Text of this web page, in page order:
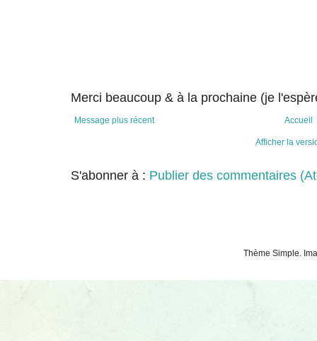
Merci beaucoup & à la prochaine (je
Message plus récent Accueil
Afficher la
S'abonner à : Publier des commentaires
Thème Simple.